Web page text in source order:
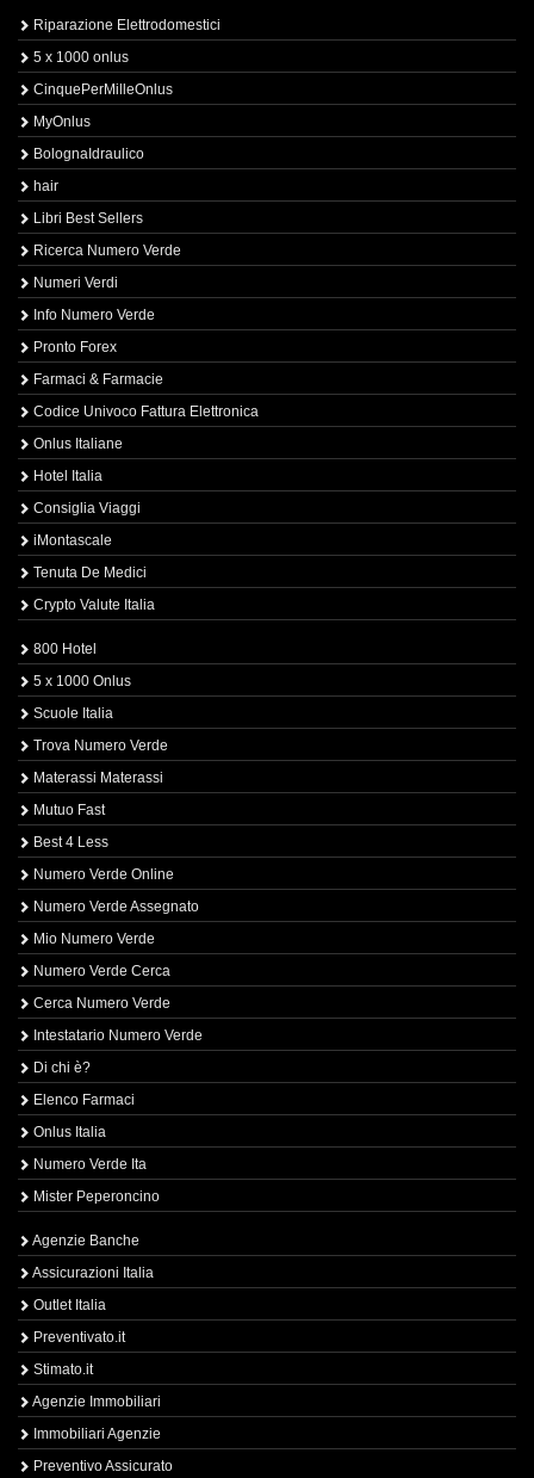
Riparazione Elettrodomestici
5 x 1000 onlus
CinquePerMilleOnlus
MyOnlus
BolognaIdraulico
hair
Libri Best Sellers
Ricerca Numero Verde
Numeri Verdi
Info Numero Verde
Pronto Forex
Farmaci & Farmacie
Codice Univoco Fattura Elettronica
Onlus Italiane
Hotel Italia
Consiglia Viaggi
iMontascale
Tenuta De Medici
Crypto Valute Italia
800 Hotel
5 x 1000 Onlus
Scuole Italia
Trova Numero Verde
Materassi Materassi
Mutuo Fast
Best 4 Less
Numero Verde Online
Numero Verde Assegnato
Mio Numero Verde
Numero Verde Cerca
Cerca Numero Verde
Intestatario Numero Verde
Di chi è?
Elenco Farmaci
Onlus Italia
Numero Verde Ita
Mister Peperoncino
Agenzie Banche
Assicurazioni Italia
Outlet Italia
Preventivato.it
Stimato.it
Agenzie Immobiliari
Immobiliari Agenzie
Preventivo Assicurato